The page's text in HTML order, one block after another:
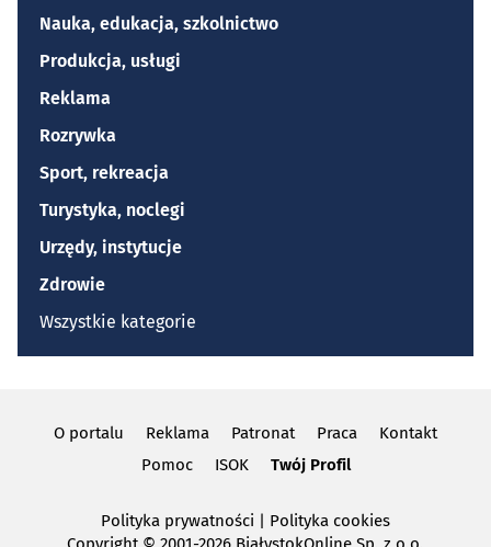
Nauka, edukacja, szkolnictwo
Produkcja, usługi
Reklama
Rozrywka
Sport, rekreacja
Turystyka, noclegi
Urzędy, instytucje
Zdrowie
Wszystkie kategorie
O portalu Reklama Patronat Praca
Kontakt
Pomoc
ISOK Twój Profil
Polityka prywatności
Polityka cookies